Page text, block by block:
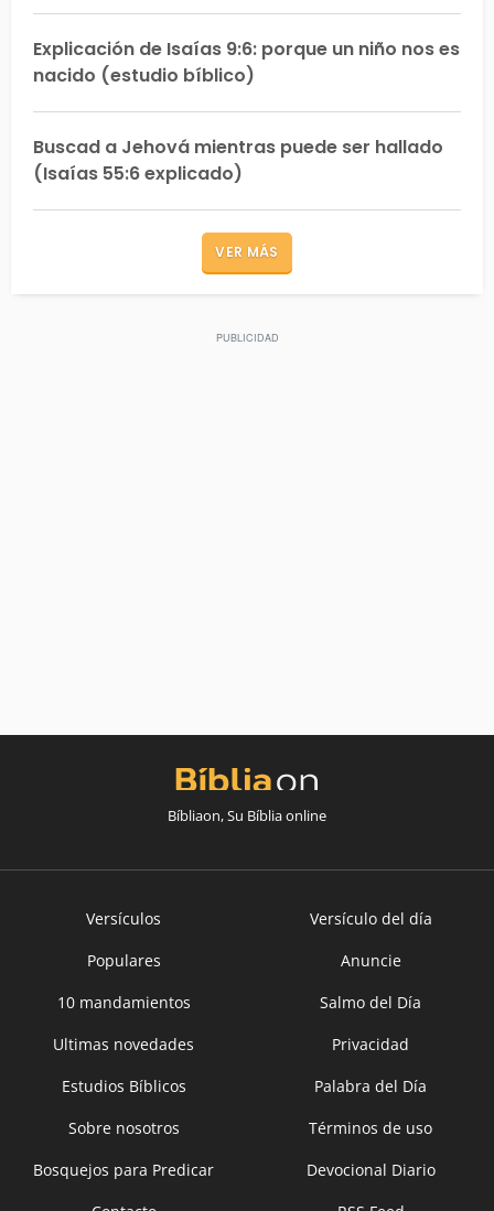
Explicación de Isaías 9:6: porque un niño nos es
nacido (estudio bíblico)
Buscad a Jehová mientras puede ser hallado
(Isaías 55:6 explicado)
VER MÁS
Bíbliaon, Su Bíblia online
Versículos
Versículo del día
Populares
Anuncie
10 mandamientos
Salmo del Día
Ultimas novedades
Privacidad
Estudios Bíblicos
Palabra del Día
Sobre nosotros
Términos de uso
Bosquejos para Predicar
Devocional Diario